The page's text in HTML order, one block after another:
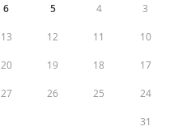
3
4
5
6
10
11
12
13
17
18
19
20
24
25
26
27
31